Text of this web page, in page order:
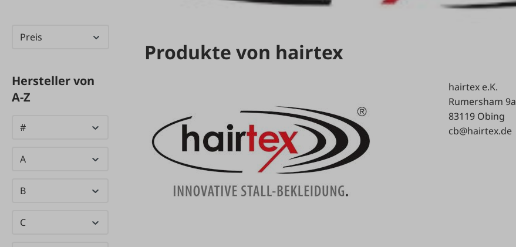
Preis
Hersteller von
A-Z
#
A
B
C
Produkte von hairtex
hairtex e.K.
Rumersham 9a
83119 Obing
cb@hairtex.de